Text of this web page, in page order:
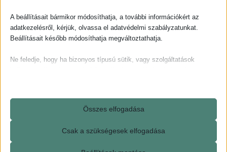
A beállításait bármikor módosíthatja, a további információkért az
adatkezelésről, kérjük, olvassa el adatvédelmi szabályzatunkat.
Beállításait később módosíthatja megváltoztathatja.
Ne feledje, hogy ha bizonyos típusú sütik, vagy szolgáltatások
működéséhez. Ezek a sütik és szolgáltatások a GDPR szerint nem
Összes elfogadása
Csak a szükségesek elfogadása